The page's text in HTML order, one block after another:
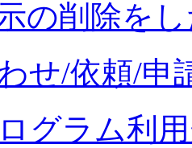
の削除を
せ/依頼/申
グラム利